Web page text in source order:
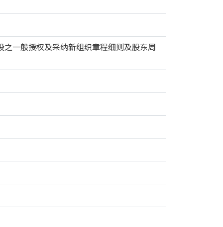
一般授权及采纳新组织章程细则及股东周